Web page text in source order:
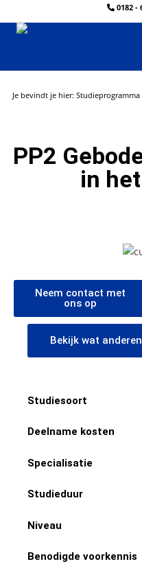
0182 -
Je bevindt je hier: Studieprogramma
PP2
in
Neem contact met
ons op
Bekijk wat
Studiesoort
Deelname kosten
Specialisatie
Studieduur
Niveau
Benodigde voorkennis